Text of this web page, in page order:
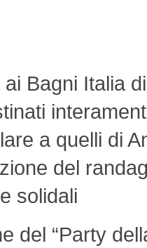
ai Bagni Italia
a quelli di
del
solidali
“Party